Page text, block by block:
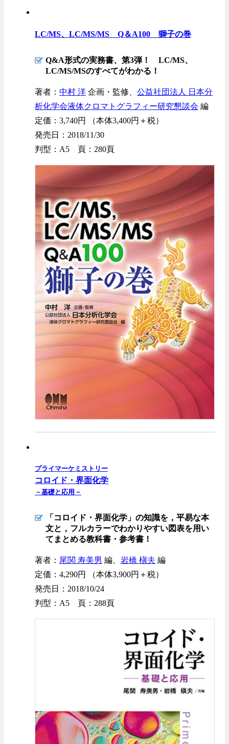
LC/MS、LC/MS/MS Q＆A100 獅子の巻
Q&A形式の実務書、第3弾！ LC/MS、
LC/MS/MSのすべてがわかる！
著者： 中村 洋 企画・監修、 公益社団法人 日本分
析化学会液体クロマトグラフィー研究懇談会 編
定価：3,740円 （本体3,400円＋税）
発売日：2018/11/30
判型：A5 頁：280頁
プライマーケミストリー
コロイド・界面化学
－基礎と応用－
「コロイド・界面化学」の知識を，平易な本
文と，フルカラーでわかりやすい図表を用い
てまとめる教科書・参考書！
著者： 尾関 寿美男 編、 岩橋 槇夫 編
定価：4,290円 （本体3,900円＋税）
発売日：2018/10/24
判型：A5 頁：288頁